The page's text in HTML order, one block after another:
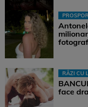
RÂZI CU
face